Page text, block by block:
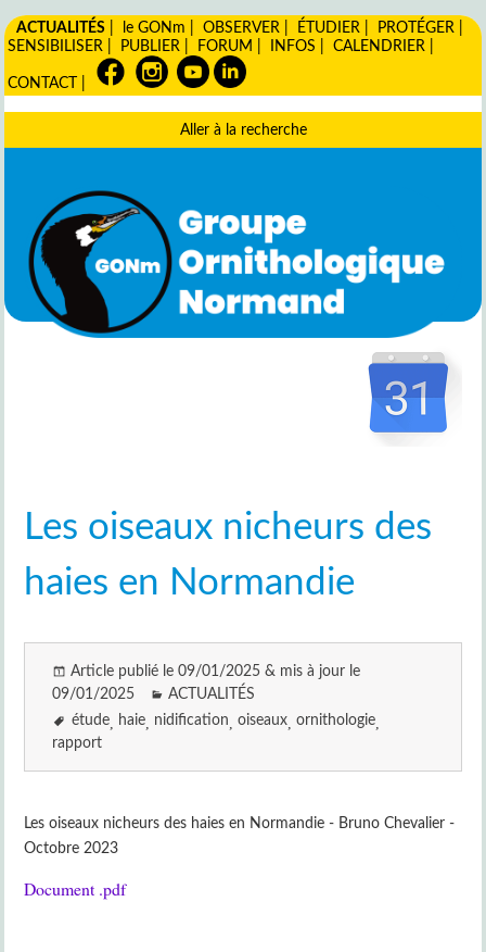
ACTUALITÉS le GONm |OBSERVER ÉTUDIER PROTÉGER
SENSIBILISER
PUBLIER FORUM INFOS |CALENDRIER
CONTACT
Aller à la recherche
Les oiseaux nicheurs des
haies en Normandie
Article publié le 09/01/2025 & mis à jour le
09/01/2025
ACTUALITÉS
étude
haie nidification oiseaux ornithologie
rapport
Les oiseaux nicheurs des haies en Normandie - Bruno Chevalier -
Octobre 2023
Document .pdf